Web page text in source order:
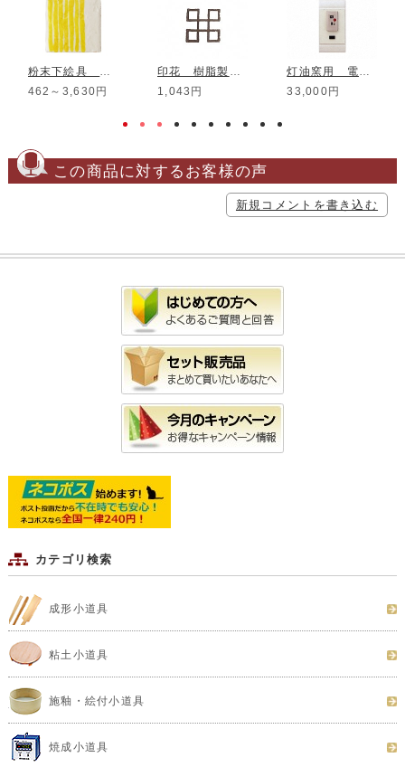
粉末下絵具 楽焼用 黄
462～3,630円
印花 樹脂製 No.13
1,043円
灯油窯用 電源遮断装置
33,000円
この商品に対するお客様の声
新規コメントを書き込む
カテゴリ検索
成形小道具
粘土小道具
施釉・絵付小道具
焼成小道具